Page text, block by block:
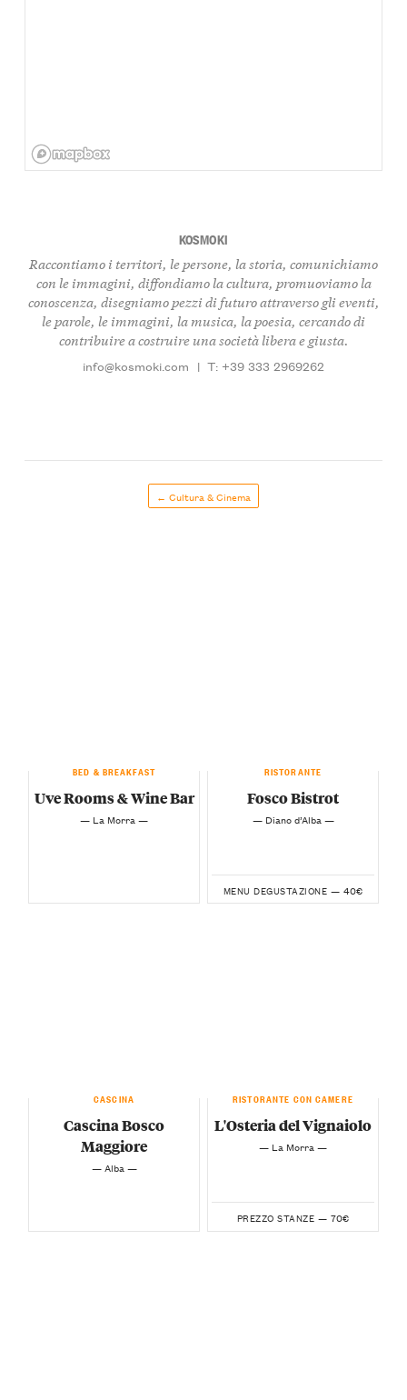
KOSMOKI
Raccontiamo i territori, le persone, la storia, comunichiamo
con le immagini, diffondiamo la cultura, promuoviamo la
conoscenza, disegniamo pezzi di futuro attraverso gli eventi,
le parole, le immagini, la musica, la poesia, cercando di
contribuire a costruire una società libera e giusta.
info@kosmoki.com | T: +39 333 2969262
← Cultura & Cinema
BED & BREAKFAST
Uve Rooms & Wine Bar
— La Morra —
RISTORANTE
Fosco Bistrot
— Diano d’Alba —
MENU DEGUSTAZIONE — 40€
CASCINA
Cascina Bosco
Maggiore
— Alba —
RISTORANTE CON CAMERE
L'Osteria del Vignaiolo
— La Morra —
PREZZO STANZE — 70€